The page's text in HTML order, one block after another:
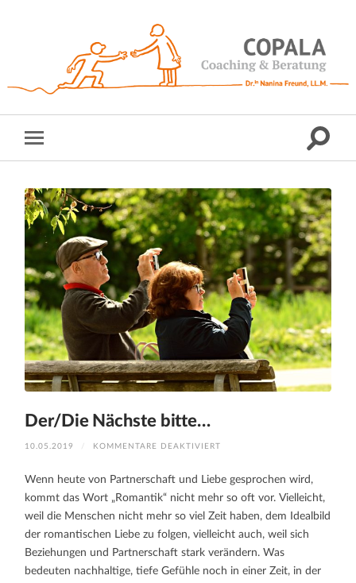
Der/Die Nächste bitte…
10.05.2019 / KOMMENTARE DEAKTIVIERT
Wenn heute von Partnerschaft und Liebe gesprochen wird,
kommt das Wort „Romantik“ nicht mehr so oft vor. Vielleicht,
weil die Menschen nicht mehr so viel Zeit haben, dem Idealbild
der romantischen Liebe zu folgen, vielleicht auch, weil sich
Beziehungen und Partnerschaft stark verändern. Was
bedeuten nachhaltige, tiefe Gefühle noch in einer Zeit, in der